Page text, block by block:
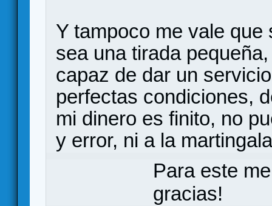
Y tampoco me vale
sea una tirada
capaz de dar un
perfectas condiciones,
mi dinero es finito, no
y error, ni a la
Para este
gracias!